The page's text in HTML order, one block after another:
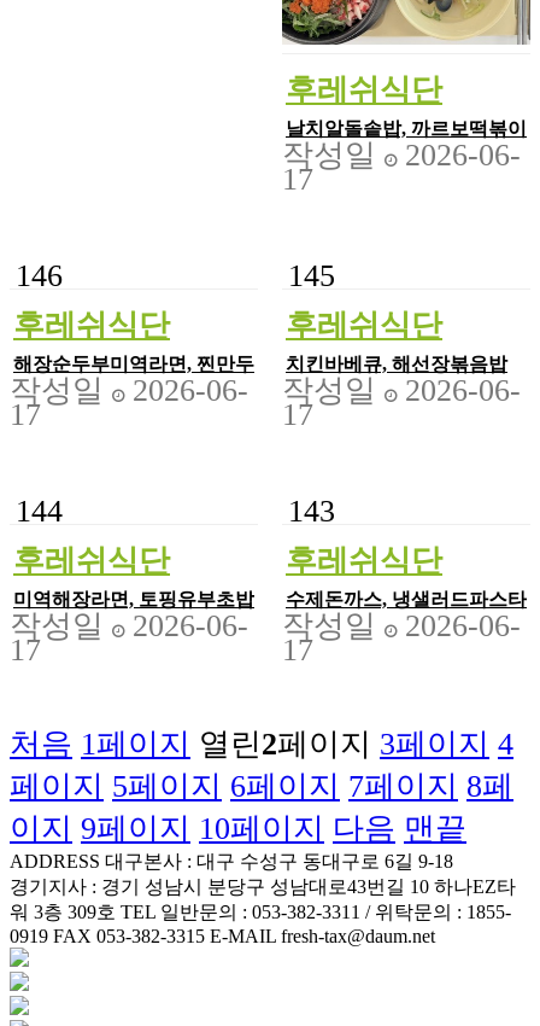
후레쉬식단
날치알돌솥밥, 까르보떡볶이
작성일 2026-06-
17
146
후레쉬식단
해장순두부미역라면, 찐만두
작성일 2026-06-
17
145
후레쉬식단
치킨바베큐, 해선장볶음밥
작성일 2026-06-
17
144
후레쉬식단
미역해장라면, 토핑유부초밥
작성일 2026-06-
17
143
후레쉬식단
수제돈까스, 냉샐러드파스타
작성일 2026-06-
17
처음 1페이지 열린2페이지 3페이지 4
페이지 5페이지 6페이지 7페이지 8페
이지 9페이지 10페이지 다음 맨끝
ADDRESS 대구본사 : 대구 수성구 동대구로 6길 9-18
경기지사 : 경기 성남시 분당구 성남대로43번길 10 하나EZ타
워 3층 309호 TEL 일반문의 : 053-382-3311 / 위탁문의 : 1855-
0919 FAX 053-382-3315 E-MAIL fresh-tax@daum.net